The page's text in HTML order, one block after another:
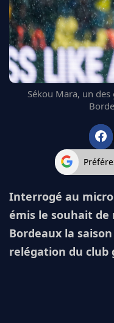
FC BARCELONE
MANCHESTER UNITED
CHELSEA
ARSENAL
BAYERN
L'AVIS DE LA RÉDAC'
Sékou Mara, un
Interrogé au micro
émis le souhait de
Bordeaux la
relégation du club